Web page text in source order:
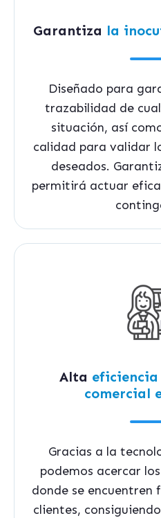
Garantiza la
Diseñado para
trazabilidad de
situación, así
calidad para validar
deseados.
permitirá actuar
Alta
comercial
Gracias a la
podemos acercar
donde se encuentren
clientes,